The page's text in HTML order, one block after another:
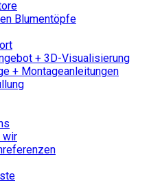
Blumentöpfe
+ 3D-Visualisierung
+ Montageanleitungen
wir